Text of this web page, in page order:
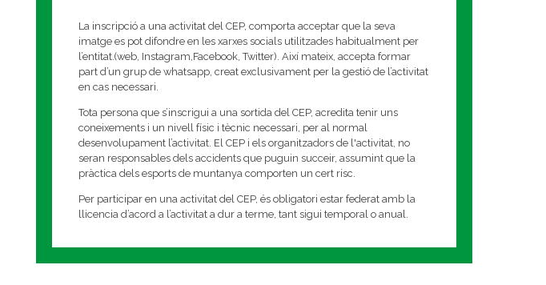
La inscripció a una activitat del CEP, comporta acceptar que la seva
imatge es pot difondre en les xarxes socials utilitzades habitualment per
l’entitat.(web, Instagram,Facebook, Twitter). Així mateix, accepta formar
part d’un grup de whatsapp, creat exclusivament per la gestió de l’activitat
en cas necessari.
Tota persona que s’inscrigui a una sortida del CEP, acredita tenir uns
coneixements i un nivell físic i tècnic necessari, per al normal
desenvolupament l’activitat. El CEP i els organitzadors de l'activitat, no
seran responsables dels accidents que puguin succeir, assumint que la
pràctica dels esports de muntanya comporten un cert risc.
Per participar en una activitat del CEP, és obligatori estar federat amb la
llicencia d’acord a l’activitat a dur a terme, tant sigui temporal o anual.